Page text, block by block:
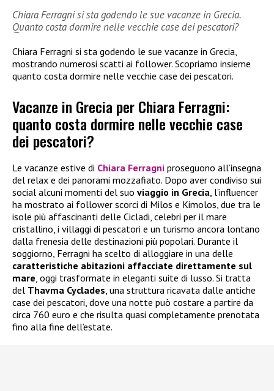
Chiara Ferragni si sta godendo le sue vacanze in Grecia.
Quanto costa dormire nelle vecchie case dei pescatori?
Chiara Ferragni si sta godendo le sue vacanze in Grecia,
mostrando numerosi scatti ai follower. Scopriamo insieme
quanto costa dormire nelle vecchie case dei pescatori.
Vacanze in Grecia per Chiara Ferragni:
quanto costa dormire nelle vecchie case
dei pescatori?
Le vacanze estive di Chiara Ferragni proseguono all’insegna
del relax e dei panorami mozzafiato. Dopo aver condiviso sui
social alcuni momenti del suo viaggio in Grecia, l’influencer
ha mostrato ai follower scorci di Milos e Kimolos, due tra le
isole più affascinanti delle Cicladi, celebri per il mare
cristallino, i villaggi di pescatori e un turismo ancora lontano
dalla frenesia delle destinazioni più popolari. Durante il
soggiorno, Ferragni ha scelto di alloggiare in una delle
caratteristiche abitazioni affacciate direttamente sul
mare, oggi trasformate in eleganti suite di lusso. Si tratta
del Thavma Cyclades, una struttura ricavata dalle antiche
case dei pescatori, dove una notte può costare a partire da
circa 760 euro e che risulta quasi completamente prenotata
fino alla fine dell’estate.